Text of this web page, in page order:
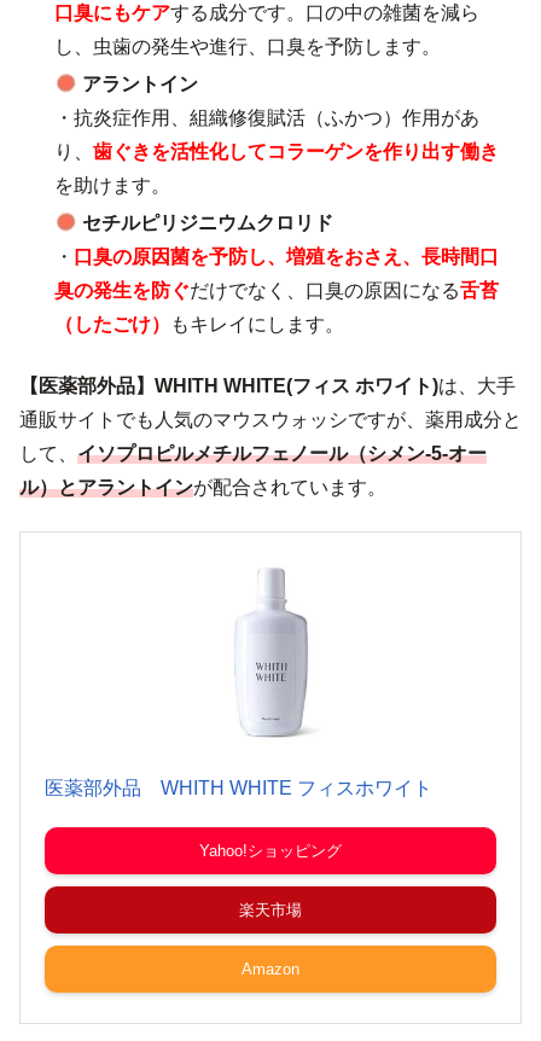
口臭にもケアする成分です。口の中の雑菌を減ら
し、虫歯の発生や進行、口臭を予防します。
アラントイン
・抗炎症作用、組織修復賦活（ふかつ）作用があ
り、歯ぐきを活性化してコラーゲンを作り出す働き
を助けます。
セチルピリジニウムクロリド
・ 口臭の原因菌を予防し、増殖をおさえ、長時間口
臭の発生を防ぐだけでなく、口臭の原因になる舌苔
（したごけ）
もキレイにします。
【医薬部外品】WHITH WHITE(フィス ホワイト)は、大手
通販サイトでも人気のマウスウォッシですが、薬用成分と
して、 イソプロピルメチルフェノール（シメン-5-オー
ル）とアラントインが配合されています。
医薬部外品 WHITH WHITE フィスホワイト
Yahoo!ショッピング
楽天市場
Amazon